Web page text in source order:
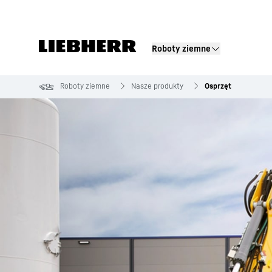
Roboty ziemne
Segmenty produktowe
Roboty ziemne Nasze produkty Osprzęt